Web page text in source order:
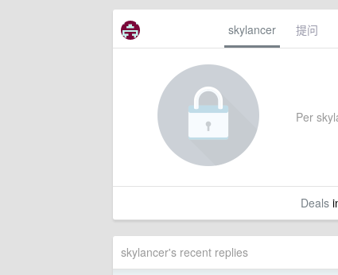
skylancer 提问
Per
Deals
skylancer's recent replies